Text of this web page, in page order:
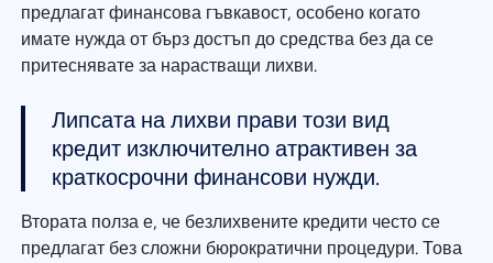
предлагат финансова гъвкавост, особено когато
имате нужда от бърз достъп до средства без да се
притеснявате за нарастващи лихви.
Липсата на лихви прави този вид
кредит изключително атрактивен за
краткосрочни финансови нужди.
Втората полза е, че безлихвените кредити често се
предлагат без сложни бюрократични процедури. Това